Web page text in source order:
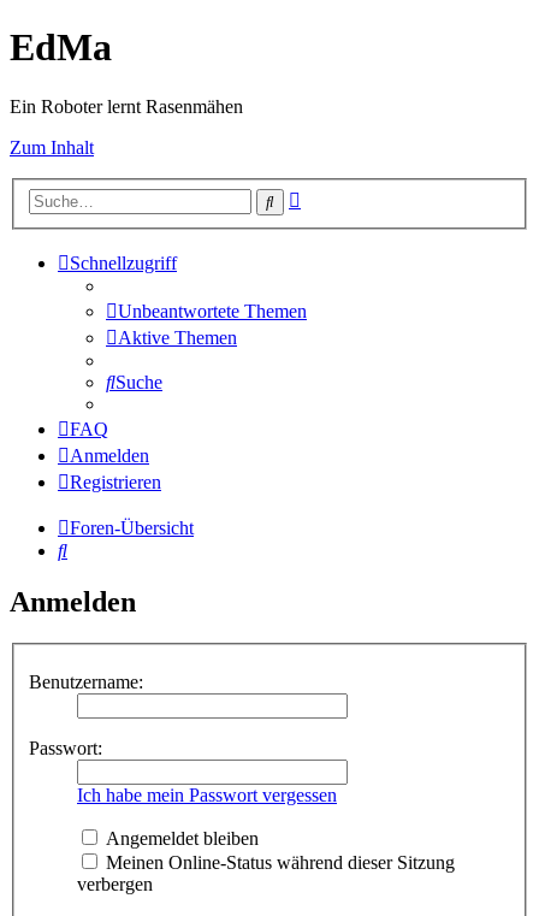
EdMa
Ein Roboter lernt Rasenmähen
Zum Inhalt
Suche
Schnellzugriff
Unbeantwortete Themen
Aktive Themen
Suche
FAQ
Anmelden
Registrieren
Foren-Übersicht
Suche
Anmelden
Benutzername:
Passwort:
Ich habe mein Passwort vergessen
Angemeldet bleiben
Meinen Online-Status während dieser Sitzung
verbergen